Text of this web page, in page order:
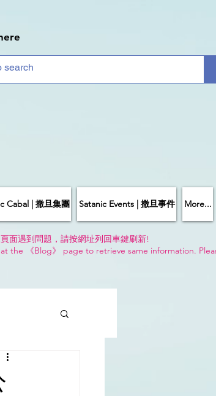
Cabal | 撒旦集團 Satanic Events | 撒旦事件 More...
面遇到問題，請按網址列回車鍵刷新!
the 《Blog》 page to retrieve same information.